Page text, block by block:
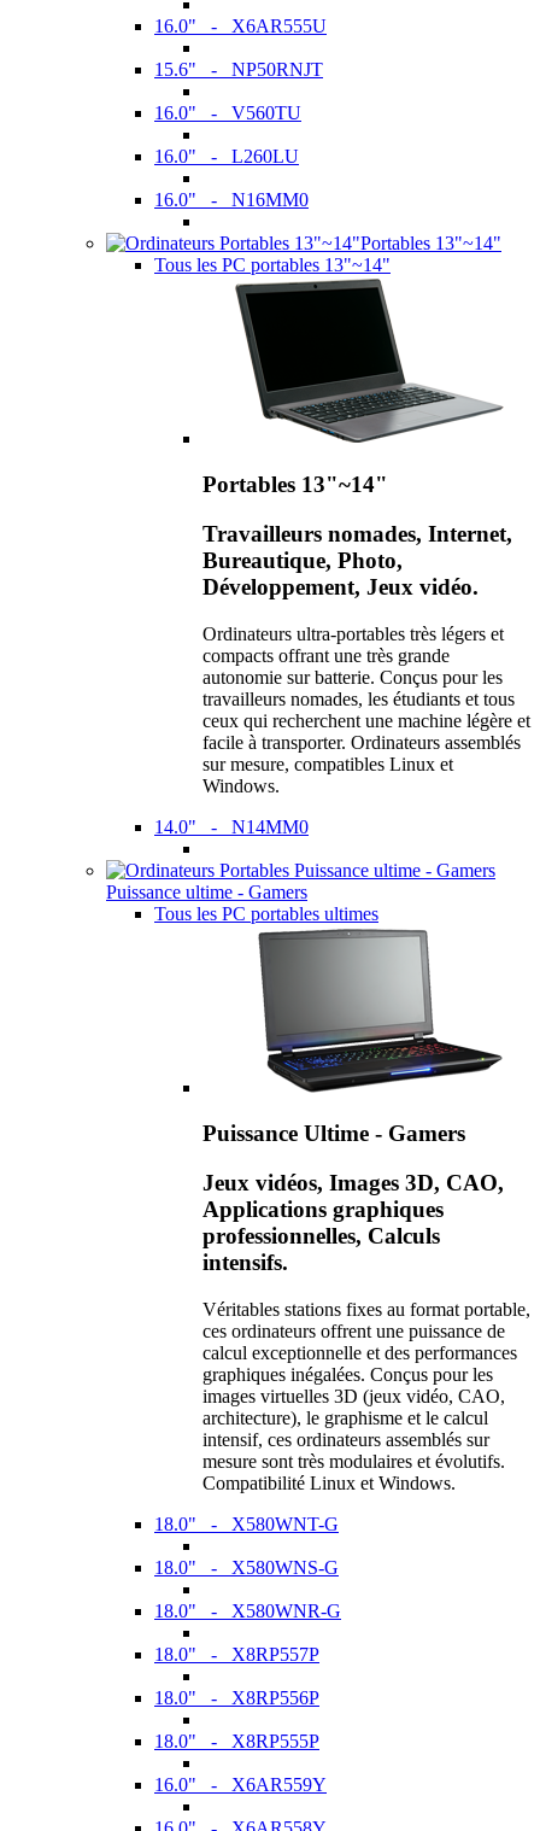
16.0" - X6AR555U
15.6" - NP50RNJT
16.0" - V560TU
16.0" - L260LU
16.0" - N16MM0
Portables 13"~14"
Tous les PC portables 13"~14"
Portables 13"~14"
Travailleurs nomades, Internet,
Bureautique, Photo,
Développement, Jeux vidéo.
Ordinateurs ultra-portables très légers et
compacts offrant une très grande
autonomie sur batterie. Conçus pour les
travailleurs nomades, les étudiants et tous
ceux qui recherchent une machine légère et
facile à transporter. Ordinateurs assemblés
sur mesure, compatibles Linux et
Windows.
14.0" - N14MM0
Puissance ultime - Gamers
Tous les PC portables ultimes
Puissance Ultime - Gamers
Jeux vidéos, Images 3D, CAO,
Applications graphiques
professionnelles, Calculs
intensifs.
Véritables stations fixes au format portable,
ces ordinateurs offrent une puissance de
calcul exceptionnelle et des performances
graphiques inégalées. Conçus pour les
images virtuelles 3D (jeux vidéo, CAO,
architecture), le graphisme et le calcul
intensif, ces ordinateurs assemblés sur
mesure sont très modulaires et évolutifs.
Compatibilité Linux et Windows.
18.0" - X580WNT-G
18.0" - X580WNS-G
18.0" - X580WNR-G
18.0" - X8RP557P
18.0" - X8RP556P
18.0" - X8RP555P
16.0" - X6AR559Y